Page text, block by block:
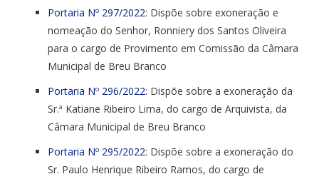
Portaria Nº 297/2022: Dispõe sobre exoneração e
nomeação do Senhor, Ronniery dos Santos Oliveira
para o cargo de Provimento em Comissão da Câmara
Municipal de Breu Branco
Portaria Nº 296/2022: Dispõe sobre a exoneração da
Sr.ª Katiane Ribeiro Lima, do cargo de Arquivista, da
Câmara Municipal de Breu Branco
Portaria Nº 295/2022: Dispõe sobre a exoneração do
Sr. Paulo Henrique Ribeiro Ramos, do cargo de